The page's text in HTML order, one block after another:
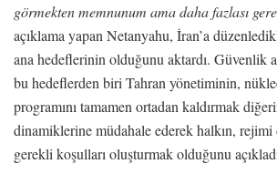
görmekten memnunum ama daha fazlası
açıklama yapan Netanyahu, İran’a
ana hedeflerinin olduğunu aktardı. Güvenlik
bu hedeflerden biri Tahran yönetiminin,
programını tamamen ortadan kaldırmak
dinamiklerine müdahale ederek halkın,
gerekli koşulları oluşturmak olduğunu